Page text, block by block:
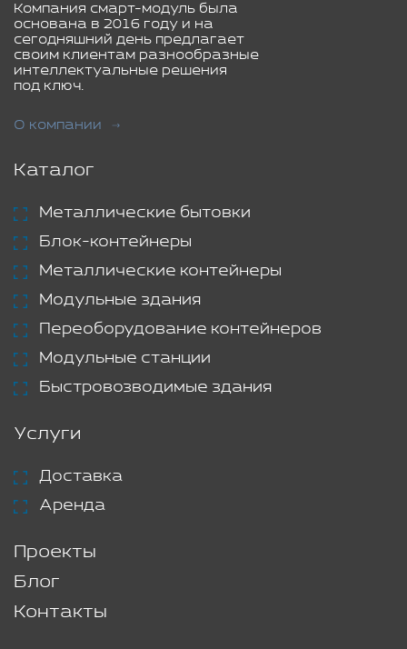
Компания смарт-модуль была
основана в 2016 году и на
сегодняшний день предлагает
своим клиентам разнообразные
интеллектуальные решения
под ключ.
О компании
Каталог
Металлические бытовки
Блок-контейнеры
Металлические контейнеры
Модульные здания
Переоборудование контейнеров
Модульные станции
Быстровозводимые здания
Услуги
Доставка
Аренда
Проекты
Блог
Контакты